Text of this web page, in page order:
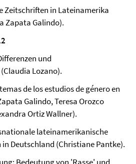
Zeitschriften in Lateinamerika
Zapata Galindo).
und
Lozano).
de los estudios de género en
Galindo, Teresa Orozco
Ortiz Wallner).
lateinamerikanische
Deutschland (Christiane Pantke).